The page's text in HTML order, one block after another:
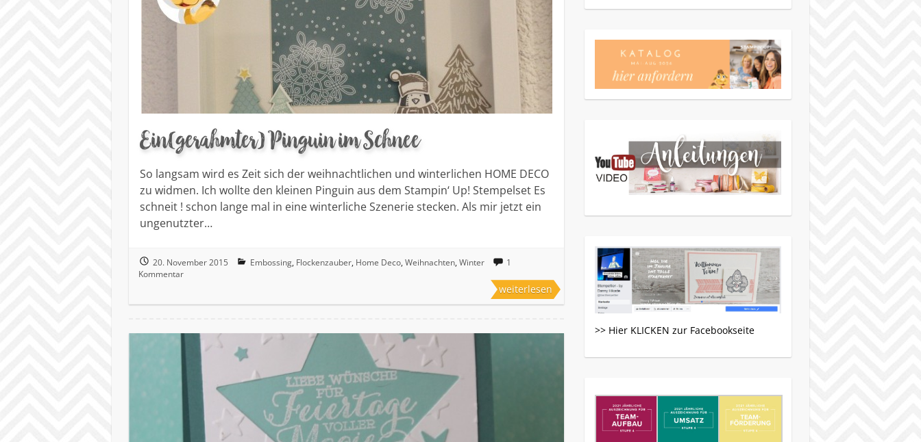
Ein(gerahmter) Pinguin im Schnee
So langsam wird es Zeit sich der weihnachtlichen und winterlichen HOME DECO
zu widmen. Ich wollte den kleinen Pinguin aus dem Stampin‘ Up! Stempelset Es
schneit ! schon lange mal in eine winterliche Szenerie stecken. Als mir jetzt ein
ungenutzter…
20. November 2015 Embossing, Flockenzauber, Home Deco, Weihnachten, Winter
1
Kommentar
weiterlesen
>> Hier KLICKEN zur Facebookseite